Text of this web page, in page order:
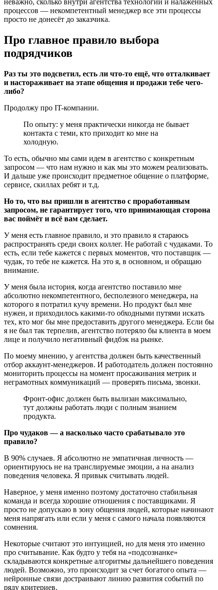
неважно, сколько внутри агентства технологий и налаженных
процессов — некомпетентный менеджер все эти процессы
просто не донесёт до заказчика.
Про главное правило выбора
подрядчиков
Раз ты это подсветил, есть ли что-то ещё, что отталкивает
и настораживает на этапе общения и продажи тебе чего-
либо?
Продолжу про IT-компании.
По опыту: у меня практически никогда не бывает
контакта с теми, кто приходит ко мне на
холодную.
То есть, обычно мы сами идем в агентство с конкретным
запросом — что нам нужно и как мы это можем реализовать.
И дальше уже происходит предметное общение о платформе,
сервисе, скиллах ребят и т.д.
Но то, что вы пришли в агентство с проработанным
запросом, не гарантирует того, что принимающая сторона
вас поймёт и всё вам сделает.
У меня есть главное правило, и это правило я стараюсь
распространять среди своих коллег. Не работай с чудаками. То
есть, если тебе кажется с первых моментов, что поставщик —
чудак, то тебе не кажется. На это я, в основном, и обращаю
внимание.
У меня была история, когда агентство поставило мне
абсолютно некомпетентного, бесполезного менеджера, на
которого я потратил кучу времени. Но продукт был мне
нужен, и приходилось какими-то обходными путями искать
тех, кто мог бы мне предоставить другого менеджера. Если бы
я не был так терпелив, агентство потеряло бы клиента в моем
лице и получило негативный фидбэк на рынке.
По моему мнению, у агентства должен быть качественный
отбор аккаунт-менеджеров. И работодатель должен постоянно
мониторить процессы на момент просаживания метрик и
неграмотных коммуникаций — проверять письма, звонки.
Фронт-офис должен быть вылизан максимально,
тут должны работать люди с полным знанием
продукта.
Про чудаков — а насколько часто срабатывало это
правило?
В 90% случаев. Я абсолютно не эмпатичная личность —
ориентируюсь не на транслируемые эмоции, а на анализ
поведения человека. Я привык считывать людей.
Наверное, у меня именно поэтому достаточно стабильная
команда и всегда хорошие отношения с поставщиками. Я
просто не допускаю в зону общения людей, которые начинают
меня напрягать или если у меня с самого начала появляются
сомнения.
Некоторые считают это интуицией, но для меня это именно
про считывание. Как будто у тебя на «подсознанке»
складываются конкретные алгоритмы дальнейшего поведения
людей. Возможно, это происходит за счет богатого опыта —
нейронные связи достраивают линию развития событий по
ряду критериев.